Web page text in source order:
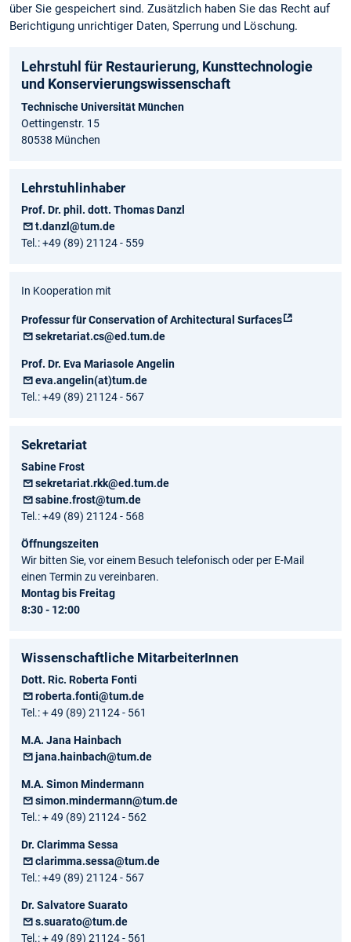
über Sie gespeichert sind. Zusätzlich haben Sie das Recht auf
Berichtigung unrichtiger Daten, Sperrung und Löschung.
Lehrstuhl für Restaurierung, Kunsttechnologie
und Konservierungs­wissenschaft
Technische Universität München
Oettingenstr. 15
80538 München
Lehrstuhlinhaber
Prof. Dr. phil. dott. Thomas Danzl
t.danzl@tum.de
Tel.: +49 (89) 21124 - 559
In Kooperation mit
Professur für Conservation of Architectural Surfaces
sekretariat.cs@ed.tum.de
Prof. Dr. Eva Mariasole Angelin
eva.angelin(at)tum.de
Tel.: +49 (89) 21124 - 567
Sekretariat
Sabine Frost
sekretariat.rkk@ed.tum.de
sabine.frost@tum.de
Tel.: +49 (89) 21124 - 568
Öffnungszeiten
Wir bitten Sie, vor einem Besuch telefonisch oder per E-Mail
einen Termin zu vereinbaren.
Montag bis Freitag
8:30 - 12:00
Wissenschaftliche MitarbeiterInnen
Dott. Ric. Roberta Fonti
roberta.fonti@tum.de
Tel.: + 49 (89) 21124 - 561
M.A. Jana Hainbach
jana.hainbach@tum.de
M.A. Simon Mindermann
simon.mindermann@tum.de
Tel.: + 49 (89) 21124 - 562
Dr. Clarimma Sessa
clarimma.sessa@tum.de
Tel.: +49 (89) 21124 - 567
Dr. Salvatore Suarato
s.suarato@tum.de
Tel.: + 49 (89) 21124 - 561